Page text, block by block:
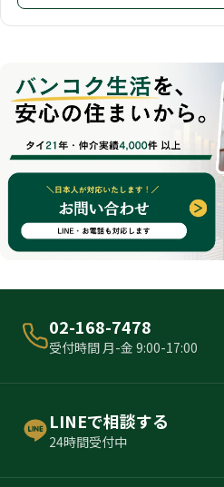
02-168-7478
受付時間 月-金 9:00-17:00
LINEで相談する
24時間受付中